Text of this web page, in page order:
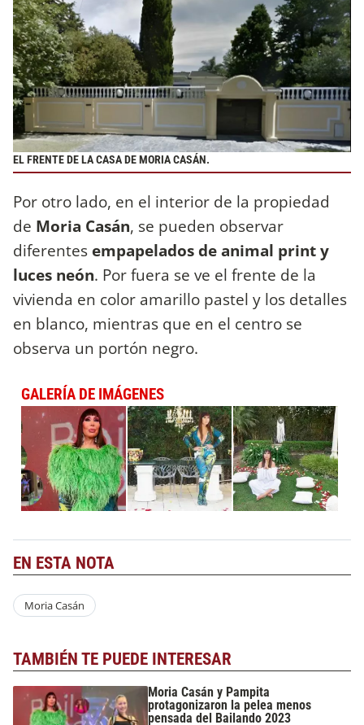
EL FRENTE DE LA CASA DE MORIA CASÁN.
Por otro lado, en el interior de la propiedad
de Moria Casán, se pueden observar
diferentes empapelados de animal print y
luces neón. Por fuera se ve el frente de la
vivienda en color amarillo pastel y los detalles
en blanco, mientras que en el centro se
observa un portón negro.
GALERÍA DE IMÁGENES
EN ESTA NOTA
Moria Casán
TAMBIÉN TE PUEDE INTERESAR
Moria Casán y Pampita
protagonizaron la pelea menos
pensada del Bailando 2023